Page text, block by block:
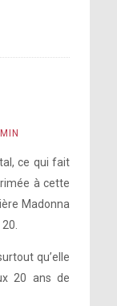
ce qui fait
à cette
Madonna
qu’elle
20 ans de